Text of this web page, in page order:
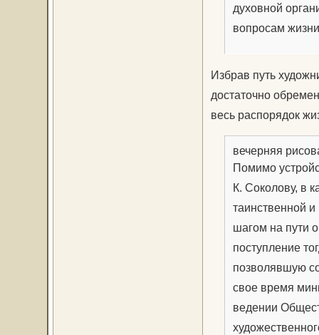
духовной
вопросам
Избрав путь
достаточно
весь распорядок
вечерняя
Помимо
К. Соколову, в
таинственной
шагом на пути
поступление
позволявшую
свое время
ведении